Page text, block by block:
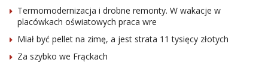
Termomodernizacja i drobne remonty. W wakacje w
placówkach oświatowych praca wre
Miał być pellet na zimę, a jest strata 11 tysięcy złotych
Za szybko we Frąckach